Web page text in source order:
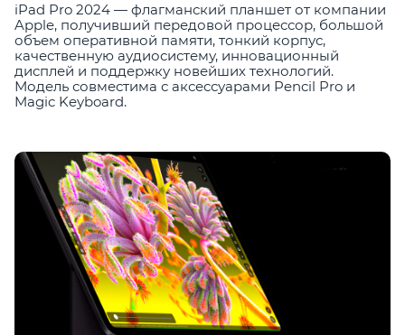
iPad Pro 2024 — флагманский планшет от компании
Apple, получивший передовой процессор, большой
объем оперативной памяти, тонкий корпус,
качественную аудиосистему, инновационный
дисплей и поддержку новейших технологий.
Модель совместима с аксессуарами Pencil Pro и
Magic Keyboard.